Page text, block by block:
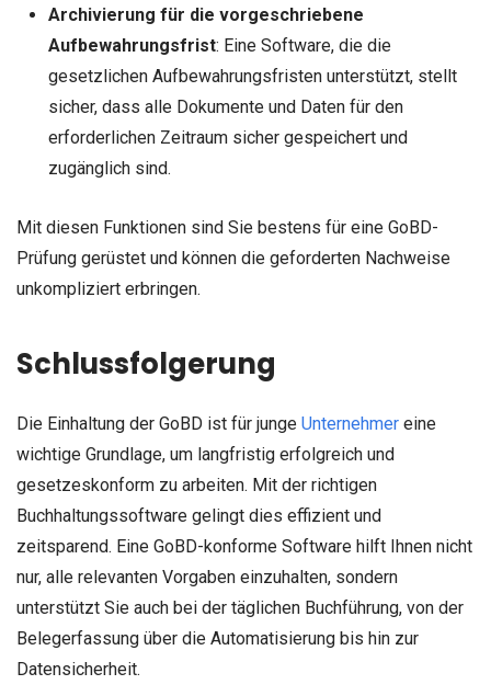
Archivierung für die vorgeschriebene
Aufbewahrungsfrist: Eine Software, die die
gesetzlichen Aufbewahrungsfristen unterstützt, stellt
sicher, dass alle Dokumente und Daten für den
erforderlichen Zeitraum sicher gespeichert und
zugänglich sind.
Mit diesen Funktionen sind Sie bestens für eine GoBD-
Prüfung gerüstet und können die geforderten Nachweise
unkompliziert erbringen.
Schlussfolgerung
Die Einhaltung der GoBD ist für junge Unternehmer eine
wichtige Grundlage, um langfristig erfolgreich und
gesetzeskonform zu arbeiten. Mit der richtigen
Buchhaltungssoftware gelingt dies effizient und
zeitsparend. Eine GoBD-konforme Software hilft Ihnen nicht
nur, alle relevanten Vorgaben einzuhalten, sondern
unterstützt Sie auch bei der täglichen Buchführung, von der
Belegerfassung über die Automatisierung bis hin zur
Datensicherheit.